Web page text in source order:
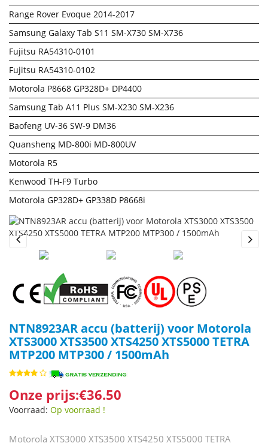
Range Rover Evoque 2014-2017
Samsung Galaxy Tab S11 SM-X730 SM-X736
Fujitsu RA54310-0101
Fujitsu RA54310-0102
Motorola P8668 GP328D+ DP4400
Samsung Tab A11 Plus SM-X230 SM-X236
Baofeng UV-36 SW-9 DM36
Quansheng MD-800i MD-800UV
Motorola R5
Kenwood TH-F9 Turbo
Motorola GP328D+ GP338D P8668i
Previous
NTN8923AR accu (batterij) voor Motorola
XTS3000 XTS3500 XTS4250 XTS5000 TETRA
MTP200 MTP300 / 1500mAh
Onze prijs:€36.50
Voorraad: Op voorraad !
Motorola XTS3000 XTS3500 XTS4250 XTS5000 TETRA